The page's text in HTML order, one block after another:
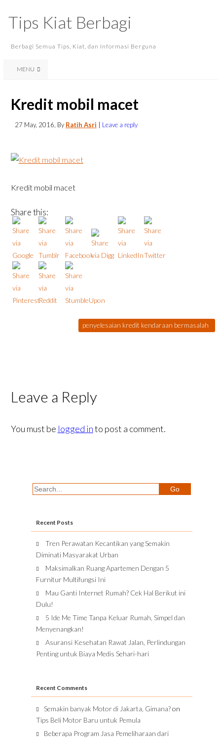
Tips Kiat Berbagi
Berbagi Semua Tips, Kiat, dan Informasi Berguna
MENU
Kredit mobil macet
27 May, 2016 , By Ratih Asri Leave a reply
Kredit mobil macet
Share this:
penyelesaian kredit kendaraan bermasalah
Leave a Reply
You must be logged into post a comment.
Recent Posts
Tren Perawatan Kecantikan yang Semakin
Diminati Masyarakat Urban
Maksimalkan Ruang Apartemen Dengan 5
Furnitur Multifungsi Ini
Mau Ganti Internet Rumah? Cek Hal Berikut ini
Dulu!
5 Ide Me Time Tanpa Keluar Rumah, Simpel dan
Menyenangkan!
Asuransi Kesehatan Rawat Jalan, Perlindungan
Penting untuk Biaya Medis Sehari-hari
Recent Comments
Semakin banyak Motor di Jakarta, Gimana?on
Tips Beli Motor Baru untuk Pemula
Beberapa Program Jasa Pemeliharaan dari